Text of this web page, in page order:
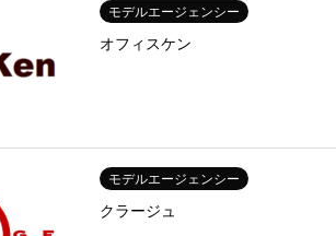
モデルエージェンシー
オフィスケン
モデルエージェンシー
クラージュ